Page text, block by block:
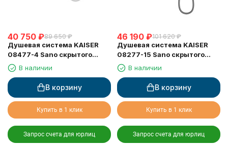
40 750 ₽89 650 ₽
Душевая система KAISER
08477-4 Sano скрытого
монтажа, с термостатом
В наличии
В корзину
Купить в 1 клик
Запрос счета для юрлиц
46 190 ₽101 620 ₽
Душевая система KAISER
08277-15 Sano скрытого
монтажа, с термостатом
В наличии
В корзину
Купить в 1 клик
Запрос счета для юрлиц